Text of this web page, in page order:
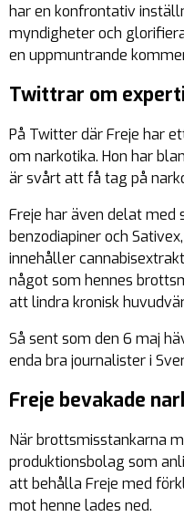
har en konfrontativ
myndigheter och
en uppmuntrande
Twittrar om
På Twitter där Freje har
om narkotika. Hon har
är svårt att få tag på
Freje har även delat med
benzodiapiner och
innehåller
något som hennes
att lindra kronisk
Så sent som den 6 maj
enda bra journalister i
Freje bevakade
När brottsmisstankarna
produktionsbolag som
att behålla Freje med
mot henne lades ned.